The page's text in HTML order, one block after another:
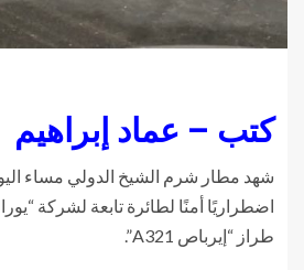
كتب – عماد إبراهيم
شهد مطار شرم الشيخ الدولي مساء
اضطراريًا أمنًا لطائرة تابعة لشركة
طراز “إيرباص A321”.